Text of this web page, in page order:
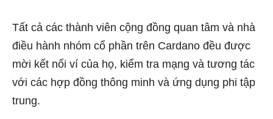
Tất cả các thành viên cộng đồng quan tâm và nhà
điều hành nhóm cổ phần trên Cardano đều được
mời kết nối ví của họ, kiểm tra mạng và tương tác
với các hợp đồng thông minh và ứng dụng phi tập
trung.